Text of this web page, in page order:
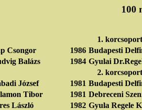
100
1.
Csongor 1986 Budapesti
Balázs 1984 Gyulai
2.
József 1981 Budapesti
Tibor 1981 Debreceni
László 1982 Gyula Regele